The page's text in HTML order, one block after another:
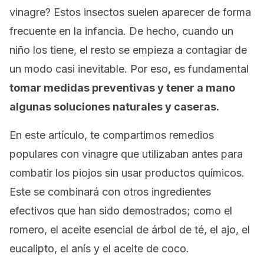
vinagre? Estos insectos suelen aparecer de forma
frecuente en la infancia. De hecho, cuando un
niño los tiene, el resto se empieza a contagiar de
un modo casi inevitable. Por eso, es fundamental
tomar medidas preventivas y tener a mano
algunas soluciones naturales y caseras.
En este artículo, te compartimos remedios
populares con vinagre que utilizaban antes para
combatir los piojos sin usar productos químicos.
Este se combinará con otros ingredientes
efectivos que han sido demostrados; como el
romero, el aceite esencial de árbol de té, el ajo, el
eucalipto, el anís y el aceite de coco.